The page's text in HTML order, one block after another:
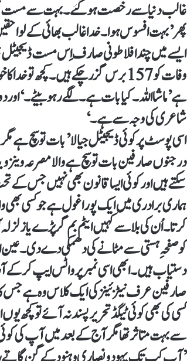
غالب دنیا سے رخصت ہو گئے۔ بہت سے مست
پھر ’بہت افسوس ہوا۔ خدا غالب بھائی کے
ایسے میں چند افلاطونی صارف اِس مست ڈیجیٹل
وفات کو 157 برس گزر چکے ہیں۔ کچھ
ہے ’ماشااللہ۔ کیا بات ہے۔ لگے رہو بیٹے۔‘
شاعری کی وجہ سے ہے۔‘
اسی پوسٹ پر کوئی ڈیجیٹل جیالا ’بات تو سچ ہے
درجنوں صارفین بات تو سچ ہے والا مصرعہ
سکتے ہیں اور کوئی ایسا قانون بھی نہیں جس
ہماری برادری میں ایک پورا غول ہے جو کسی بھی
کرتا۔ اُن کی بلا سے کہیں ایٹم بم گر پڑے یا
کو صفحہِ ہستی سے مٹانے کی دھمکی دے دی۔ عین
دستیاب ہیں۔ ابھی اسی نمبر پر واٹس ایپ کر
صارفین عرف نیٹزئینز کی ایک کلاس وہ ہے جس
کسی کی بھی کوئی ٹیگڈ تحریر پسند نہ آئے تو کچھ
سے بہت متاثر تھا مگر آج کے بعد میں آپ کی